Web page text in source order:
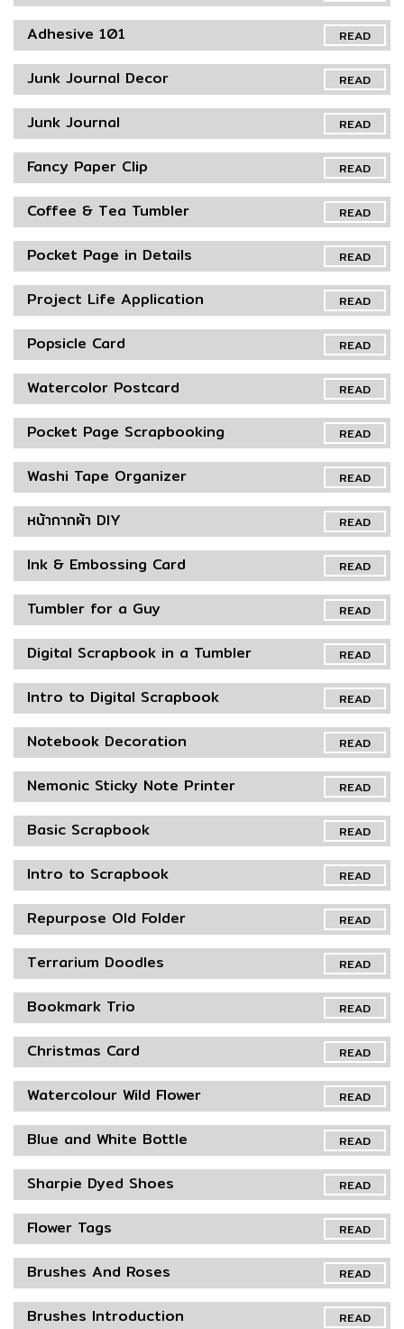
READ
Adhesive 101
READ
Junk Journal Decor
READ
Junk Journal
READ
Fancy Paper Clip
READ
Coffee & Tea Tumbler
READ
Pocket Page in Details
READ
Project Life Application
READ
Popsicle Card
READ
Watercolor Postcard
READ
Pocket Page Scrapbooking
READ
Washi Tape Organizer
READ
หน้ากากผ้า DIY
READ
Ink & Embossing Card
READ
Tumbler for a Guy
READ
Digital Scrapbook in a Tumbler
READ
Intro to Digital Scrapbook
READ
Notebook Decoration
READ
Nemonic Sticky Note Printer
READ
Basic Scrapbook
READ
Intro to Scrapbook
READ
Repurpose Old Folder
READ
Terrarium Doodles
READ
Bookmark Trio
READ
Christmas Card
READ
Watercolour Wild Flower
READ
Blue and White Bottle
READ
Sharpie Dyed Shoes
READ
Flower Tags
READ
Brushes And Roses
READ
Brushes Introduction